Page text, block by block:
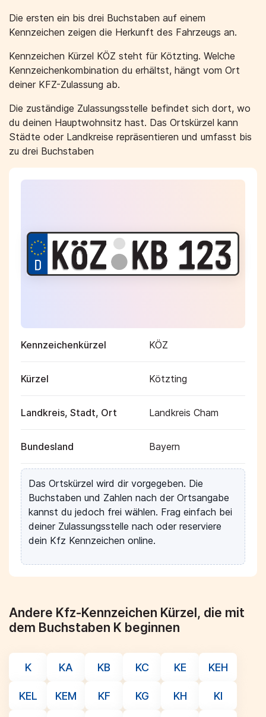
Die ersten ein bis drei Buchstaben auf einem
Kennzeichen zeigen die Herkunft des Fahrzeugs an.
Kennzeichen Kürzel KÖZ steht für Kötzting. Welche
Kennzeichenkombination du erhältst, hängt vom Ort
deiner KFZ-Zulassung ab.
Die zuständige Zulassungsstelle befindet sich dort, wo
du deinen Hauptwohnsitz hast. Das Ortskürzel kann
Städte oder Landkreise repräsentieren und umfasst bis
zu drei Buchstaben
Kennzeichenkürzel KÖZ
Kürzel Kötzting
Landkreis, Stadt, Ort Landkreis Cham
Bundesland Bayern
Das Ortskürzel wird dir vorgegeben. Die
Buchstaben und Zahlen nach der Ortsangabe
kannst du jedoch frei wählen. Frag einfach bei
deiner Zulassungsstelle nach oder reserviere
dein Kfz Kennzeichen online.
Andere Kfz-Kennzeichen Kürzel, die mit
dem Buchstaben K beginnen
K KA KB KC KE KEH
KEL KEM KF KG KH KI